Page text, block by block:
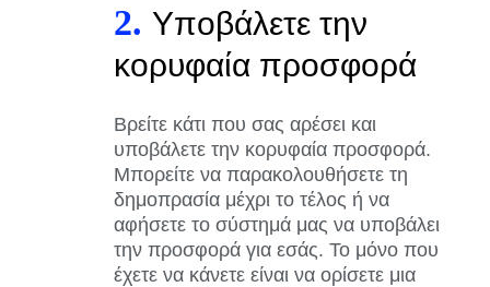
2. Υποβάλετε την
κορυφαία προσφορά
Βρείτε κάτι που σας αρέσει και
υποβάλετε την κορυφαία προσφορά.
Μπορείτε να παρακολουθήσετε τη
δημοπρασία μέχρι το τέλος ή να
αφήσετε το σύστημά μας να υποβάλει
την προσφορά για εσάς. Το μόνο που
έχετε να κάνετε είναι να ορίσετε μια